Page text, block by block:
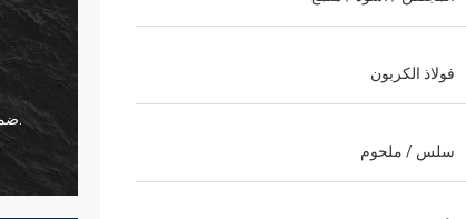
فولاذ الكربون
سلس / ملحوم